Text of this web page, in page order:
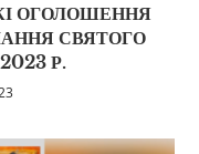
ОГОЛОШЕННЯ
СВЯТОГО
Р.